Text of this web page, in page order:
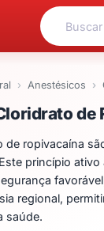
Anestésicos
de
ropivacaína
princípio
regional,
saúde.